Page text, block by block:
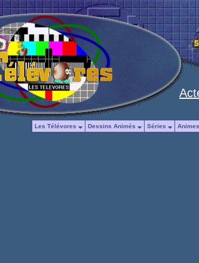
Les Télévores Dessins Animés Séries Animes